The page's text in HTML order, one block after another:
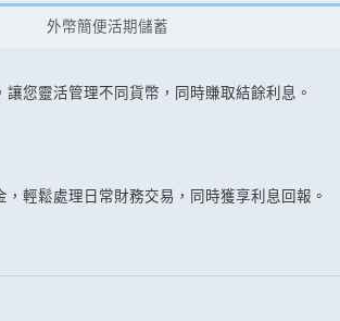
外幣簡便活期儲蓄
您靈活管理不同貨幣，同時賺取結餘利息。
輕鬆處理日常財務交易，同時獲享利息回報。